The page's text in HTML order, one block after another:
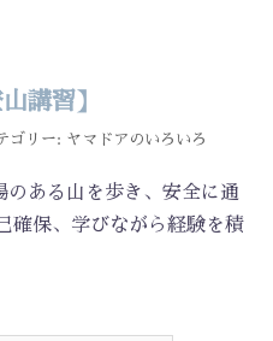
講習】
ゴリー: ヤマドアのいろいろ
のある山を歩き、安全に通
確保、学びながら経験を積